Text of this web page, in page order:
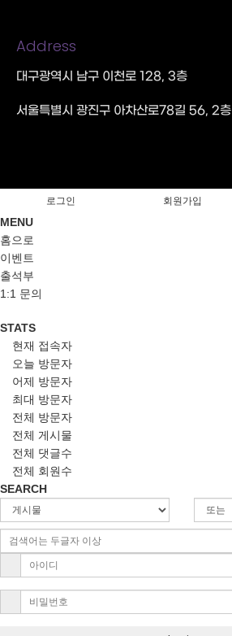
Address
대구광역시 남구 이천로 128, 3층
서울특별시 광진구 아차산로78길 56, 2층
로그인 회원가입
MENU
홈으로
이벤트
출석부
1:1 문의
STATS
현재 접속자
오늘 방문자
어제 방문자
최대 방문자
전체 방문자
전체 게시물
전체 댓글수
전체 회원수
SEARCH